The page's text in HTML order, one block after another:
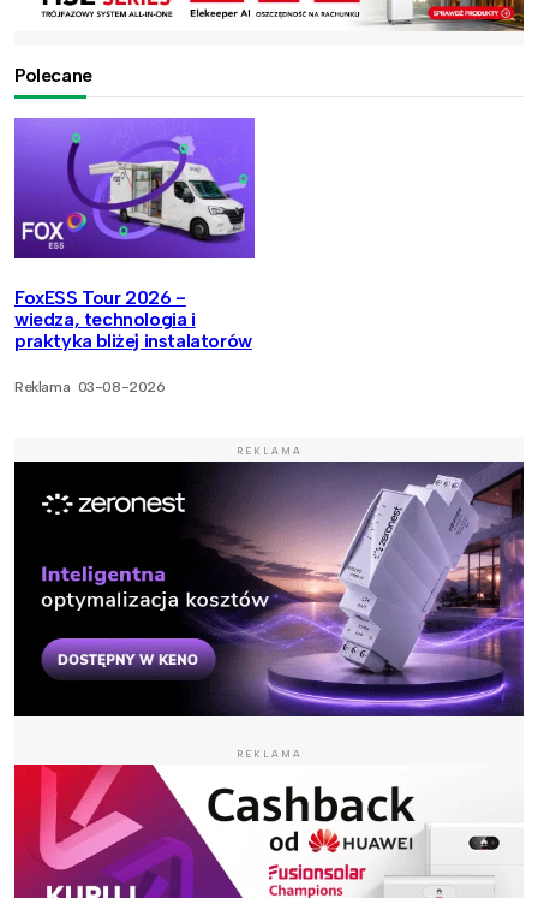
Polecane
FoxESS Tour 2026 -
wiedza, technologia i
praktyka bliżej instalatorów
Reklama 03-08-2026
REKLAMA
REKLAMA